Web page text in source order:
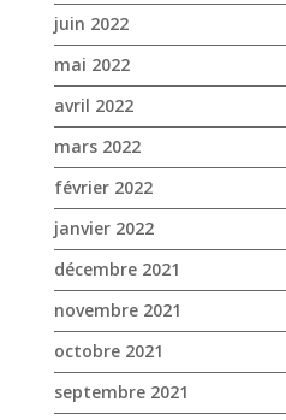
juin 2022
mai 2022
avril 2022
mars 2022
février 2022
janvier 2022
décembre 2021
novembre 2021
octobre 2021
septembre 2021